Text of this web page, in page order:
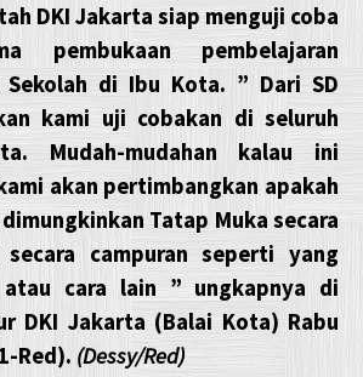
DKI Jakarta siap menguji coba
pembukaan pembelajaran
di Ibu Kota. ” Dari SD
kami uji cobakan di seluruh
Mudah-mudahan kalau ini
akan pertimbangkan apakah
Tatap Muka secara
campuran seperti yang
cara lain ” ungkapnya di
DKI Jakarta (Balai Kota) Rabu
Red). (Dessy/Red)